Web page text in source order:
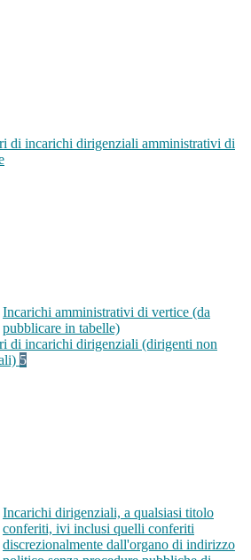
di incarichi dirigenziali amministrativi di
Incarichi amministrativi di vertice (da
pubblicare in tabelle)
di incarichi dirigenziali (dirigenti non
5
Incarichi dirigenziali, a qualsiasi titolo
conferiti, ivi inclusi quelli conferiti
discrezionalmente dall'organo di indirizzo